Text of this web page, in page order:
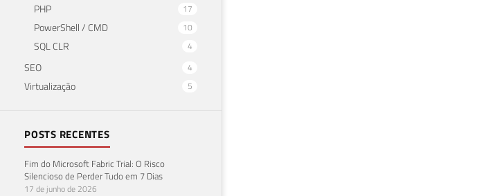
PHP 17
PowerShell / CMD 10
SQL CLR 4
SEO 4
Virtualização 5
POSTS RECENTES
Fim do Microsoft Fabric Trial: O Risco
Silencioso de Perder Tudo em 7 Dias
17 de junho de 2026